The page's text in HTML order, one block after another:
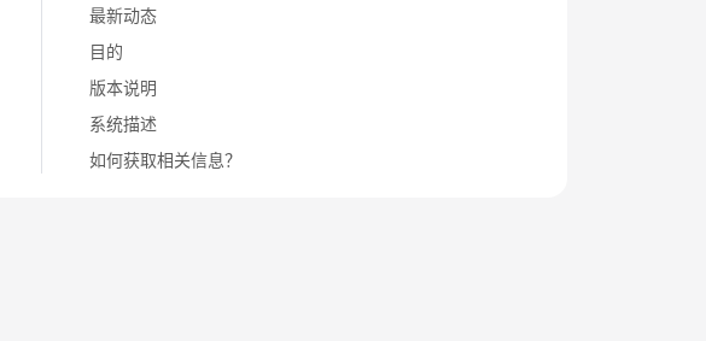
最新动态
目的
版本说明
系统描述
如何获取相关信息？